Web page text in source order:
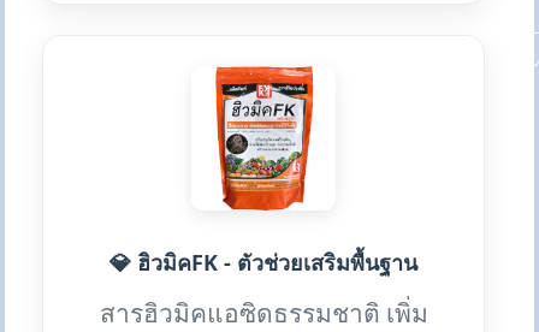
💎 ฮิวมิคFK - ตัวช่วยเสริมพื้นฐาน
สารฮิวมิคแอซิดธรรมชาติ เพิ่ม